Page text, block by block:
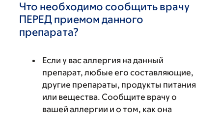
Что необходимо сообщить врачу
ПЕРЕД приемом данного
препарата?
Если у вас аллергия на данный
препарат, любые его составляющие,
другие препараты, продукты питания
или вещества. Сообщите врачу о
вашей аллергии и о том, как она